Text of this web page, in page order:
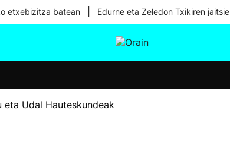
etxebizitza batean Edurne eta Zeledon Txikiren
eta Udal Hauteskundeak